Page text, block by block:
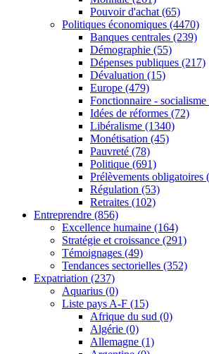
Pouvoir d'achat (65)
Politiques économiques (4470)
Banques centrales (239)
Démographie (55)
Dépenses publiques (217)
Dévaluation (15)
Europe (479)
Fonctionnaire - socialisme
Idées de réformes (72)
Libéralisme (1340)
Monétisation (45)
Pauvreté (78)
Politique (691)
Prélèvements obligatoires
Régulation (53)
Retraites (102)
Entreprendre (856)
Excellence humaine (164)
Stratégie et croissance (291)
Témoignages (49)
Tendances sectorielles (352)
Expatriation (237)
Aquarius (0)
Liste pays A-F (15)
Afrique du sud (0)
Algérie (0)
Allemagne (1)